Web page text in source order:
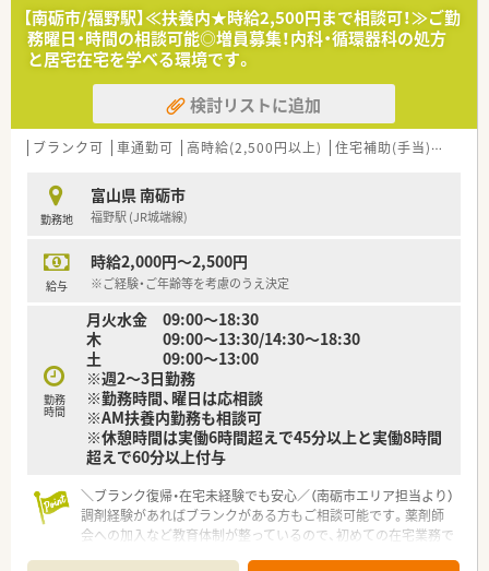
【南砺市/福野駅】≪扶養内★時給2,500円まで相談可！≫ご勤
務曜日・時間の相談可能◎増員募集！内科・循環器科の処方
と居宅在宅を学べる環境です。
検討リストに追加
ブランク可 車通勤可 高時給(2,500円以上) 住宅補助(手当)あり
勤務地
富山県 南砺市
福野駅 (JR城端線)
給与
時給2,000円～2,500円
※ご経験・ご年齢等を考慮のうえ決定
勤務
時間
月火水金 09:00～18:30
木 09:00～13:30/14:30～18:30
土 09:00～13:00
※週2～3日勤務
※勤務時間、曜日は応相談
※AM扶養内勤務も相談可
※休憩時間は実働6時間超えで45分以上と実働8時間
超えで60分以上付与
＼ブランク復帰・在宅未経験でも安心／（南砺市エリア担当より）
調剤経験があればブランクがある方もご相談可能です。薬剤師
会への加入など教育体制が整っているので、初めての在宅業務で